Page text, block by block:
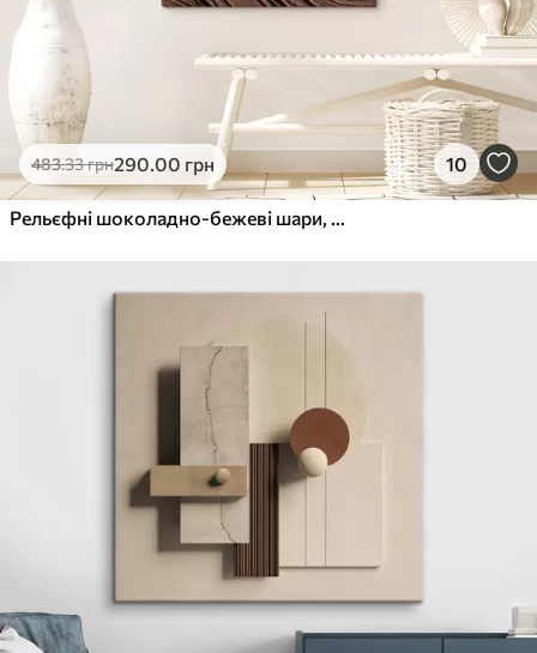
483.33грн290.00 грн 10
Рельєфні шоколадно-бежеві шари, фактурна паста